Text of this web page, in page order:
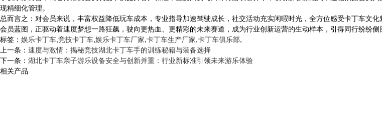
现精细化管理。
总而言之：对会员来说，丰富权益降低玩车成本，专业指导加速驾驶成长，社交活动充实闲暇时光，全方位感受卡丁车文
会员蓝图，正驱动着速度梦想一路狂飙，驶向更热血、更精彩的未来赛道，成为行业创新运营的生动样本，引得同行纷纷侧
标签： 娱乐卡丁车,竞技卡丁车,娱乐卡丁车厂家,卡丁车生产厂家,卡丁车俱乐部,
上一条： 速度与激情：揭秘竞技湖北卡丁车手的训练秘籍与装备选择
下一条： 湖北卡丁车亲子游乐设备安全与创新并重：行业新标准引领未来游乐体验
相关产品